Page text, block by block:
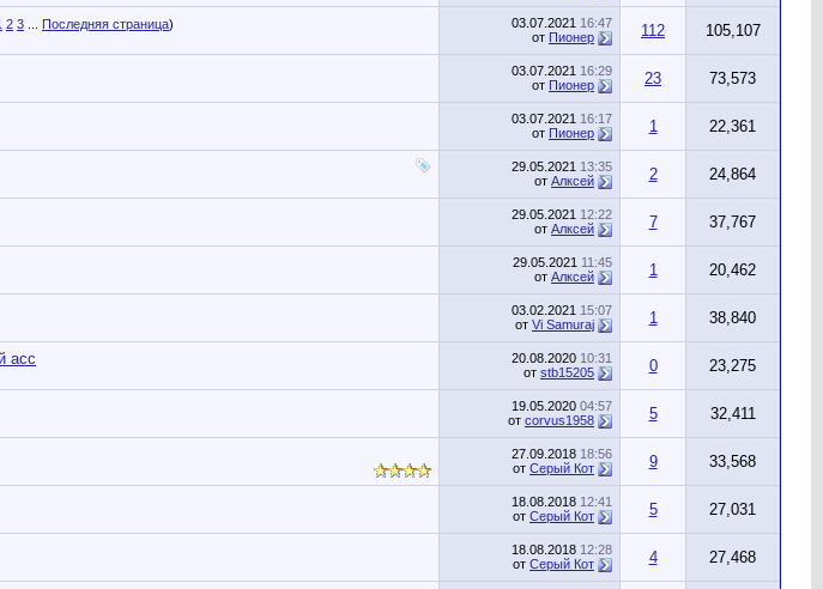
2 3 Последняя страница)
03.07.2021 16:47
от Пионeр 112 105,107
03.07.2021 16:29
от Пионeр 23 73,573
03.07.2021 16:17
от Пионeр 1 22,361
29.05.2021 13:35
от Алксей 2 24,864
29.05.2021 12:22
от Алксей 7 37,767
29.05.2021 11:45
от Алксей 1 20,462
03.02.2021 15:07
от Vi Samuraj 1 38,840
асс 20.08.2020 10:31
от stb15205 0 23,275
19.05.2020 04:57
от corvus1958 5 32,411
27.09.2018 18:56
от Серый Кот 9 33,568
18.08.2018 12:41
от Серый Кот 5 27,031
18.08.2018 12:28
от Серый Кот 4 27,468